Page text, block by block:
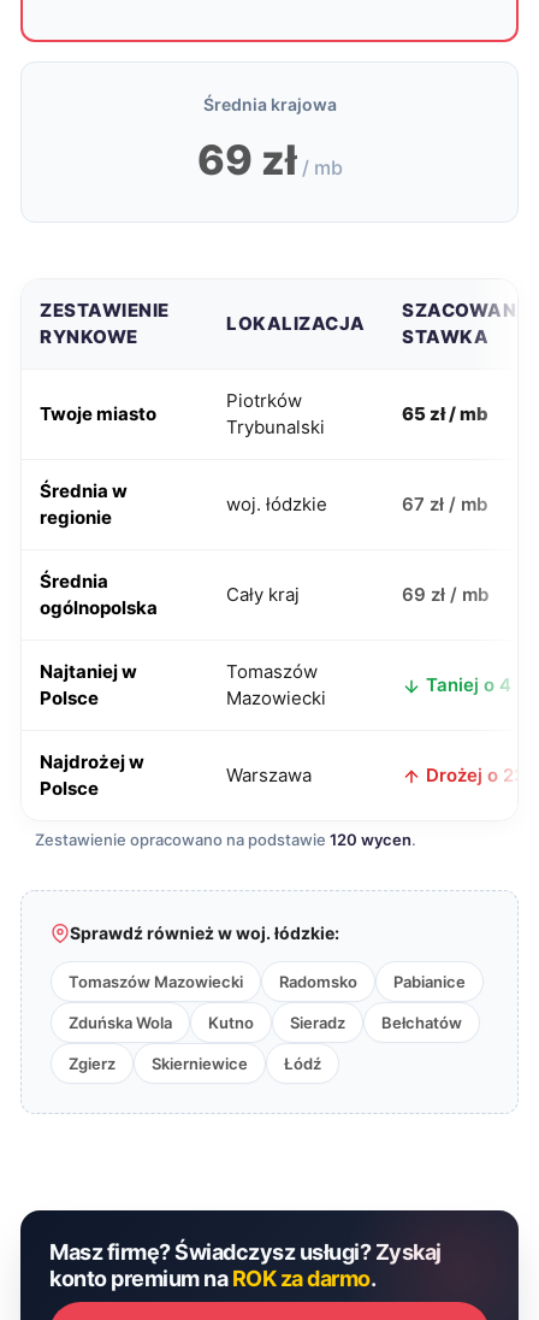
Średnia krajowa
69 zł / mb
ZESTAWIENIE
RYNKOWE
LOKALIZACJA
SZACOWANA
STAWKA
Twoje miasto
Piotrków
Trybunalski
65 zł / mb
Średnia w
regionie
woj. łódzkie 67 zł / mb
Średnia
ogólnopolska
Cały kraj 69 zł / mb
Najtaniej w
Polsce
Tomaszów
Mazowiecki
Taniej o 4 zł
Najdrożej w
Polsce
Warszawa Drożej o 23
Zestawienie opracowano na podstawie 120 wycen.
Sprawdź również w woj. łódzkie:
Tomaszów Mazowiecki Radomsko Pabianice
Zduńska Wola Kutno Sieradz Bełchatów
Zgierz Skierniewice Łódź
Masz firmę? Świadczysz usługi? Zyskaj
konto premium naROK za darmo.